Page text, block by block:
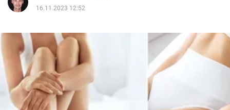
Polityka
Społeczeństwo
16.11.2023 12:52